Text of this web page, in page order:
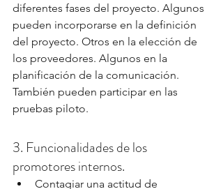
diferentes fases del proyecto. Algunos
pueden incorporarse en la definición
del proyecto. Otros en la elección de
los proveedores. Algunos en la
planificación de la comunicación.
También pueden participar en las
pruebas piloto.
3. Funcionalidades de los
promotores internos.
Contagiar una actitud de